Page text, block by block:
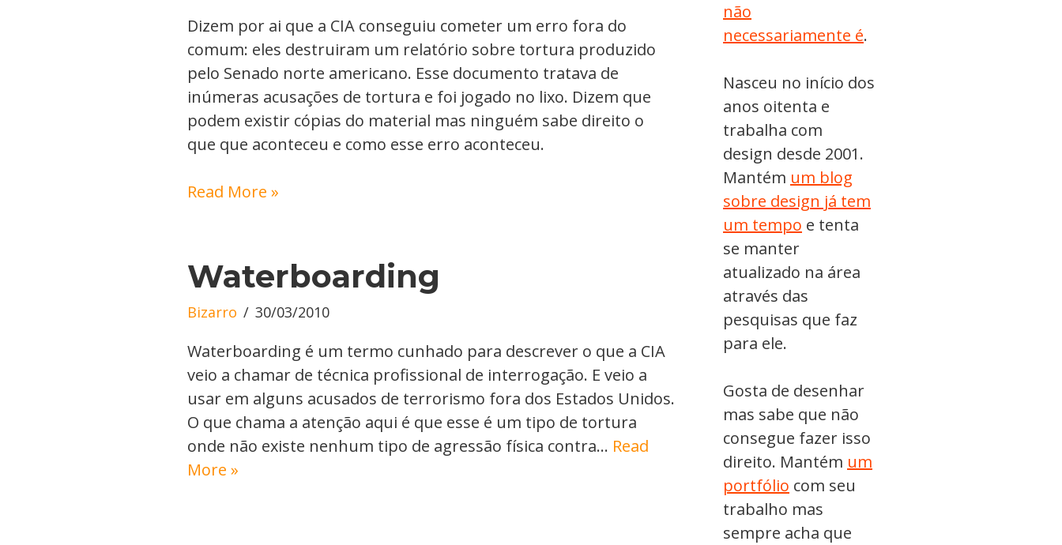
Dizem por ai que a CIA conseguiu cometer um erro fora do
comum: eles destruiram um relatório sobre tortura produzido
pelo Senado norte americano. Esse documento tratava de
inúmeras acusações de tortura e foi jogado no lixo. Dizem que
podem existir cópias do material mas ninguém sabe direito o
que que aconteceu e como esse erro aconteceu.
Read More »
Waterboarding
Bizarro 30/03/2010
Waterboarding é um termo cunhado para descrever o que a CIA
veio a chamar de técnica profissional de interrogação. E veio a
usar em alguns acusados de terrorismo fora dos Estados Unidos.
O que chama a atenção aqui é que esse é um tipo de tortura
onde não existe nenhum tipo de agressão física contra… Read
More »
não
necessariamente é.
Nasceu no início dos
anos oitenta e
trabalha com
design desde 2001.
Mantém um blog
sobre design já tem
um tempo e tenta
se manter
atualizado na área
através das
pesquisas que faz
para ele.
Gosta de desenhar
mas sabe que não
consegue fazer isso
direito. Mantém um
portfólio com seu
trabalho mas
sempre acha que